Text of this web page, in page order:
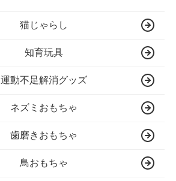
猫じゃらし
知育玩具
運動不足解消グッズ
ネズミおもちゃ
歯磨きおもちゃ
鳥おもちゃ